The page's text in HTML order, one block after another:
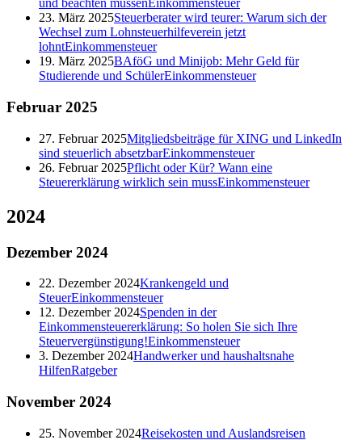
und beachten müssen Einkommensteuer
23. März 2025Steuerberater wird teurer: Warum sich der
Wechsel zum Lohnsteuerhilfeverein jetzt
lohntEinkommensteuer
19. März 2025BAföG und Minijob: Mehr Geld für
Studierende und SchülerEinkommensteuer
Februar 2025
27. Februar 2025Mitgliedsbeiträge für XING und LinkedIn
sind steuerlich absetzbarEinkommensteuer
26. Februar 2025Pflicht oder Kür? Wann eine
Steuererklärung wirklich sein mussEinkommensteuer
2024
Dezember 2024
22. Dezember 2024Krankengeld und
SteuerEinkommensteuer
12. Dezember 2024Spenden in der
Einkommensteuererklärung: So holen Sie sich Ihre
Steuervergünstigung!Einkommensteuer
3. Dezember 2024Handwerker und haushaltsnahe
HilfenRatgeber
November 2024
25. November 2024Reisekosten und Auslandsreisen